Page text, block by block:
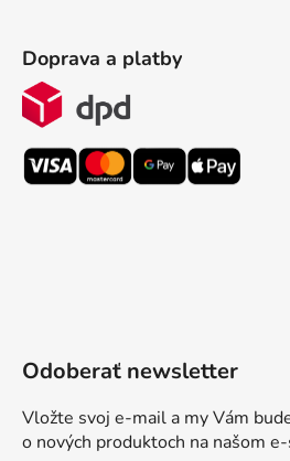
Doprava a platby
Odoberať newsletter
Vložte svoj e-mail a my Vám
o nových produktoch na našom